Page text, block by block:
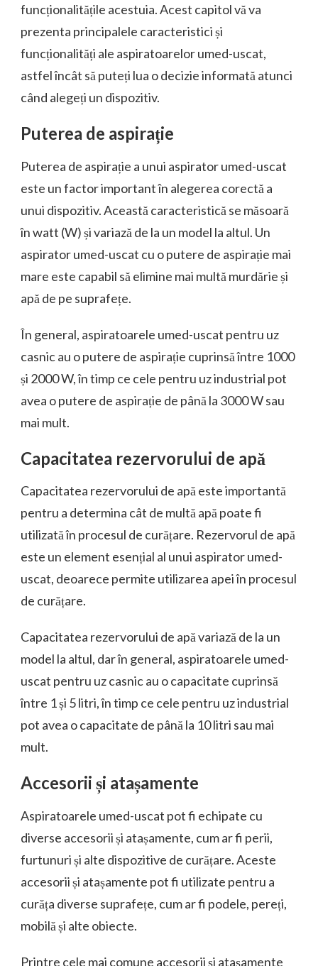
funcționalitățile acestuia. Acest capitol vă va
prezenta principalele caracteristici și
funcționalități ale aspiratoarelor umed-uscat,
astfel încât să puteți lua o decizie informată atunci
când alegeți un dispozitiv.
Puterea de aspirație
Puterea de aspirație a unui aspirator umed-uscat
este un factor important în alegerea corectă a
unui dispozitiv. Această caracteristică se măsoară
în watt (W) și variază de la un model la altul. Un
aspirator umed-uscat cu o putere de aspirație mai
mare este capabil să elimine mai multă murdărie și
apă de pe suprafețe.
În general, aspiratoarele umed-uscat pentru uz
casnic au o putere de aspirație cuprinsă între 1000
și 2000 W, în timp ce cele pentru uz industrial pot
avea o putere de aspirație de până la 3000 W sau
mai mult.
Capacitatea rezervorului de apă
Capacitatea rezervorului de apă este importantă
pentru a determina cât de multă apă poate fi
utilizată în procesul de curățare. Rezervorul de apă
este un element esențial al unui aspirator umed-
uscat, deoarece permite utilizarea apei în procesul
de curățare.
Capacitatea rezervorului de apă variază de la un
model la altul, dar în general, aspiratoarele umed-
uscat pentru uz casnic au o capacitate cuprinsă
între 1 și 5 litri, în timp ce cele pentru uz industrial
pot avea o capacitate de până la 10 litri sau mai
mult.
Accesorii și atașamente
Aspiratoarele umed-uscat pot fi echipate cu
diverse accesorii și atașamente, cum ar fi perii,
furtunuri și alte dispozitive de curățare. Aceste
accesorii și atașamente pot fi utilizate pentru a
curăța diverse suprafețe, cum ar fi podele, pereți,
mobilă și alte obiecte.
Printre cele mai comune accesorii și atașamente